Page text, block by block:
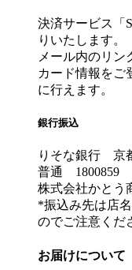
決済サービス「
りいたします。
メール内のリン
カード情報をご
に行えます。
銀行振込
りそな銀行 京
普通 1800859
株式会社かとう
*振込み先は店
のでご注意くだ
お届けについて